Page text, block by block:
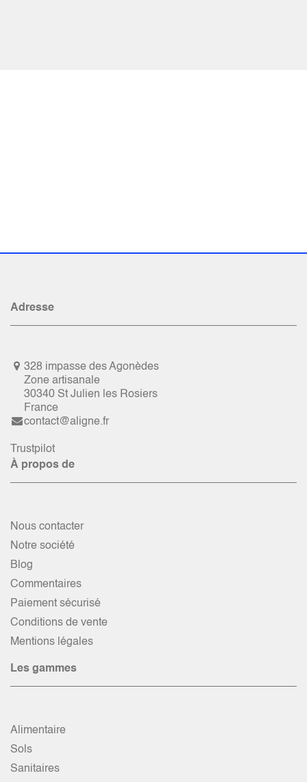
Adresse
328 impasse des Agonèdes
Zone artisanale
30340 St Julien les Rosiers
France
contact@aligne.fr
Trustpilot
À propos de
Nous contacter
Notre société
Blog
Commentaires
Paiement sécurisé
Conditions de vente
Mentions légales
Les gammes
Alimentaire
Sols
Sanitaires